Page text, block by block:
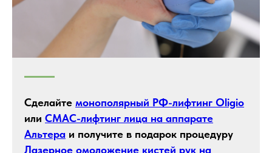
Сделайте монополярный РФ-лифтинг Oligio
или СМАС-лифтинг лица на аппарате
Альтера и получите в подарок процедуру
Лазерное омоложение кистей рук на